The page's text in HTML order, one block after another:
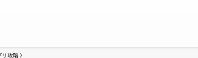
リ攻略